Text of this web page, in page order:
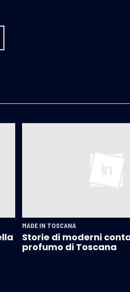
MADE IN TOSCANA
Storie di moderni
profumo di Toscana